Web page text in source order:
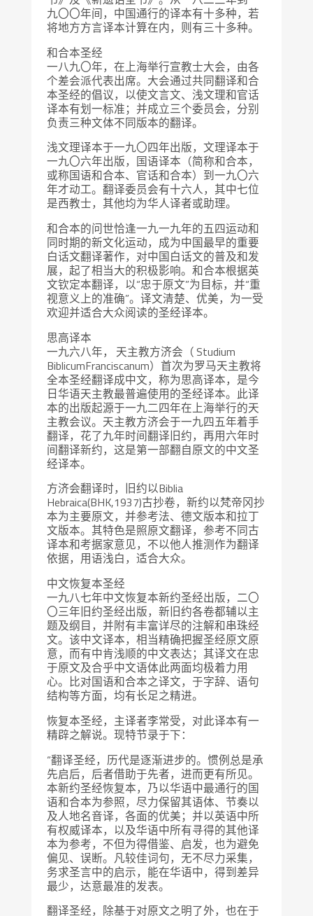
九〇〇年间，中国通行的译本有十多种，若
将地方方言译本计算在内，则有三十多种。
和合本圣经
一八九〇年，在上海举行宣教士大会，由各
个差会派代表出席。大会通过共同翻译和合
本圣经的倡议，以使文言文、浅文理和官话
译本有划一标准；并成立三个委员会，分别
负责三种文体不同版本的翻译。
浅文理译本于一九〇四年出版，文理译本于
一九〇六年出版，国语译本（简称和合本，
或称国语和合本、官话和合本）到一九〇六
年才动工。翻译委员会有十六人，其中七位
是西教士，其他均为华人译者或助理。
和合本的问世恰逢一九一九年的五四运动和
同时期的新文化运动，成为中国最早的重要
白话文翻译著作，对中国白话文的普及和发
展，起了相当大的积极影响。和合本根据英
文钦定本翻译，以“忠于原文”为目标，并“重
视意义上的准确”。译文清楚、优美，为一受
欢迎并适合大众阅读的圣经译本。
思高译本
一九六八年， 天主教方济会（ Studium
BiblicumFranciscanum）首次为罗马天主教将
全本圣经翻译成中文，称为思高译本，是今
日华语天主教最普遍使用的圣经译本。此译
本的出版起源于一九二四年在上海举行的天
主教会议。天主教方济会于一九四五年着手
翻译，花了九年时间翻译旧约，再用六年时
间翻译新约，这是第一部翻自原文的中文圣
经译本。
方济会翻译时，旧约以Biblia
Hebraica(BHK,1937)古抄卷，新约以梵帝冈抄
本为主要原文，并参考法、德文版本和拉丁
文版本。其特色是照原文翻译，参考不同古
译本和考据家意见，不以他人推测作为翻译
依据，用语浅白，适合大众。
中文恢复本圣经
一九八七年中文恢复本新约圣经出版，二〇
〇三年旧约圣经出版，新旧约各卷都辅以主
题及纲目，并附有丰富详尽的注解和串珠经
文。该中文译本，相当精确把握圣经原文原
意，而有中肯浅顺的中文表达；其译文在忠
于原文及合乎中文语体此两面均极着力用
心。比对国语和合本之译文，于字辞、语句
结构等方面，均有长足之精进。
恢复本圣经，主译者李常受，对此译本有一
精辟之解说。现特节录于下：
“翻译圣经，历代是逐渐进步的。惯例总是承
先启后，后者借助于先者，进而更有所见。
本新约圣经恢复本，乃以华语中最通行的国
语和合本为参照，尽力保留其语体、节奏以
及人地名音译，各面的优美；并以英语中所
有权威译本，以及华语中所有寻得的其他译
本为参考，不但为得借鉴、启发，也为避免
偏见、误断。凡较佳词句，无不尽力采集，
务求圣言中的启示，能在华语中，得到差异
最少，达意最准的发表。
翻译圣经，除基于对原文之明了外，也在于